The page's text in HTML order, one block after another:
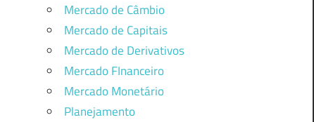
Mercado de Câmbio
Mercado de Capitais
Mercado de Derivativos
Mercado FInanceiro
Mercado Monetário
Planejamento